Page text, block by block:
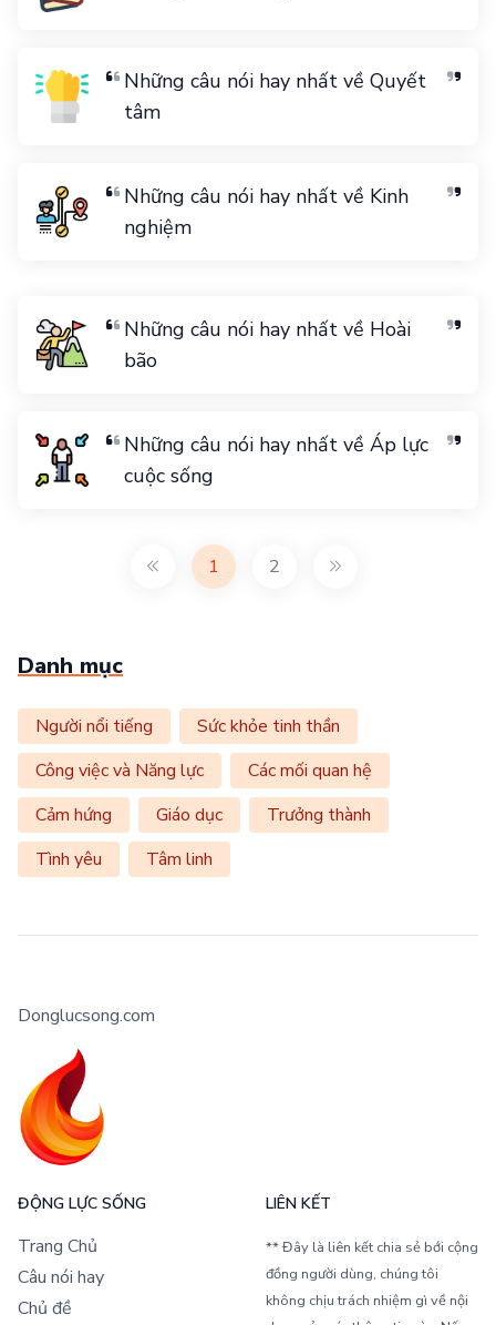
Những câu nói hay nhất về Quyết
tâm
Những câu nói hay nhất về Kinh
nghiệm
Những câu nói hay nhất về Hoài
bão
Những câu nói hay nhất về Áp lực
cuộc sống
1 2
Danh mục
Người nổi tiếng
Sức khỏe tinh thần
Công việc và Năng lực
Các mối quan hệ
Cảm hứng
Giáo dục
Trưởng thành
Tình yêu
Tâm linh
Donglucsong.com
ĐỘNG LỰC SỐNG
Trang Chủ
Câu nói hay
Chủ đề
LIÊN KẾT
** Đây là liên kết chia sẻ bới cộng
đồng người dùng, chúng tôi
không chịu trách nhiệm gì về nội